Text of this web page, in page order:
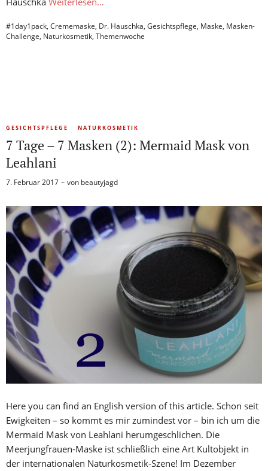
#1day1pack, Crememaske, Dr. Hauschka, Gesichtspflege, Maske, Masken-
Challenge, Naturkosmetik, Themenwoche
GESICHTSPFLEGE NATURKOSMETIK
7 Tage – 7 Masken (2): Mermaid Mask von
Leahlani
7. Februar 2017 von beautyjagd
Here you can find an English version of this article. Schon seit
Ewigkeiten – so kommt es mir zumindest vor – bin ich um die
Mermaid Mask von Leahlani herumgeschlichen. Die
Meerjungfrauen-Maske ist schließlich eine Art Kultobjekt in
der internationalen Naturkosmetik-Szene! Im Dezember